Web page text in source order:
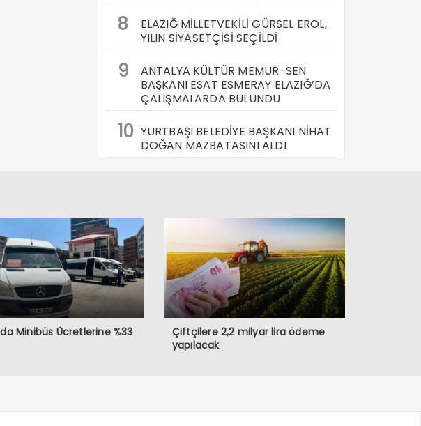
8
ELAZIĞ MİLLETVEKİLİ GÜRSEL EROL,
YILIN SİYASETÇİSİ SEÇİLDİ
9
ANTALYA KÜLTÜR MEMUR-SEN
BAŞKANI ESAT ESMERAY ELAZIĞ’DA
ÇALIŞMALARDA BULUNDU
10 YURTBAŞI BELEDİYE BAŞKANI NİHAT
DOĞAN MAZBATASINI ALDI
Minibüs Ücretlerine %33
Çiftçilere 2,2 milyar lira ödeme
yapılacak